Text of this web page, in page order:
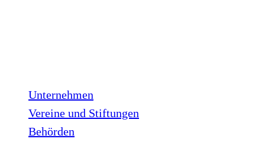
Unternehmen
Vereine und Stiftungen
Behörden